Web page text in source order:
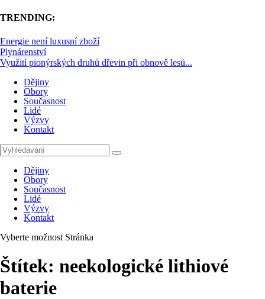
TRENDING:
Energie není luxusní zboží
Plynárenství
Využití pionýrských druhů dřevin při obnově lesů...
Dějiny
Obory
Současnost
Lidé
Výzvy
Kontakt
Dějiny
Obory
Současnost
Lidé
Výzvy
Kontakt
Vyberte možnost Stránka
Štítek: neekologické lithiové
baterie